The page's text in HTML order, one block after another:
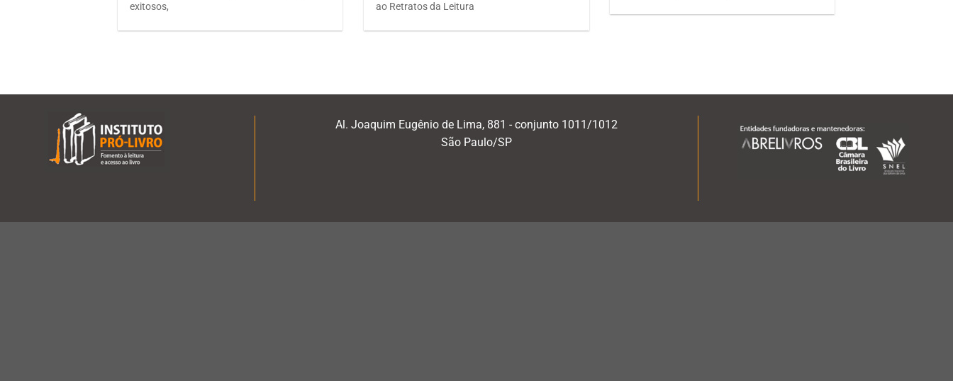
exitosos,
ao Retratos da Leitura
Al. Joaquim Eugênio de Lima, 881 - conjunto 1011/1012
São Paulo/SP